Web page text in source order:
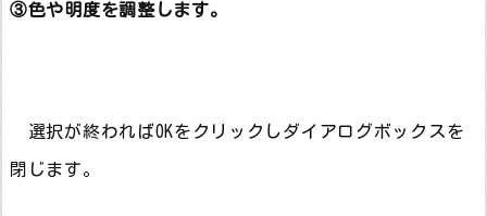
③色や明度を調整します。
選択が終わればOKをクリックしダイアログボックスを
閉じます。